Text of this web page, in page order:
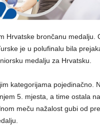
Hrvatske brončanu medalju.
je u polufinalu bila
medalju za Hrvatsku.
kategorijama pojedinačno.
5. mjesta, a time ostala
meču nažalost gubi od